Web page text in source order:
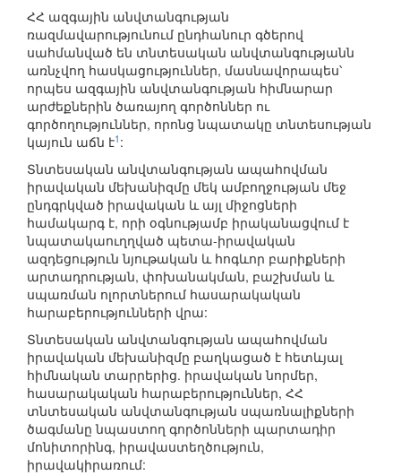
ՀՀ ազգային անվտանգության
ռազմավարությունում ընդհանուր գծերով
սահմանված են տնտեսական անվտանգությանն
առնչվող հասկացություններ, մասնավորապես՝
որպես ազգային անվտանգության հիմնարար
արժեքներին ծառայող գործոններ ու
գործողություններ, որոնց նպատակը տնտեսության
կայուն աճն է1 :
Տնտեսական անվտանգության ապահովման
իրավական մեխանիզմը մեկ ամբողջության մեջ
ընդգրկված իրավական և այլ միջոցների
համակարգ է, որի օգնությամբ իրականացվում է
նպատակաուղղված պետա-իրավական
ազդեցություն նյութական և հոգևոր բարիքների
արտադրության, փոխանակման, բաշխման և
սպառման ոլորտներում հասարակական
հարաբերությունների վրա:
Տնտեսական անվտանգության ապահովման
իրավական մեխանիզմը բաղկացած է հետևյալ
հիմնական տարրերից. իրավական նորմեր,
հասարակական հարաբերություններ, ՀՀ
տնտեսական անվտանգության սպառնալիքների
ծագմանը նպաստող գործոնների պարտադիր
մոնիտորինգ, իրավաստեղծություն,
իրավակիրառում: